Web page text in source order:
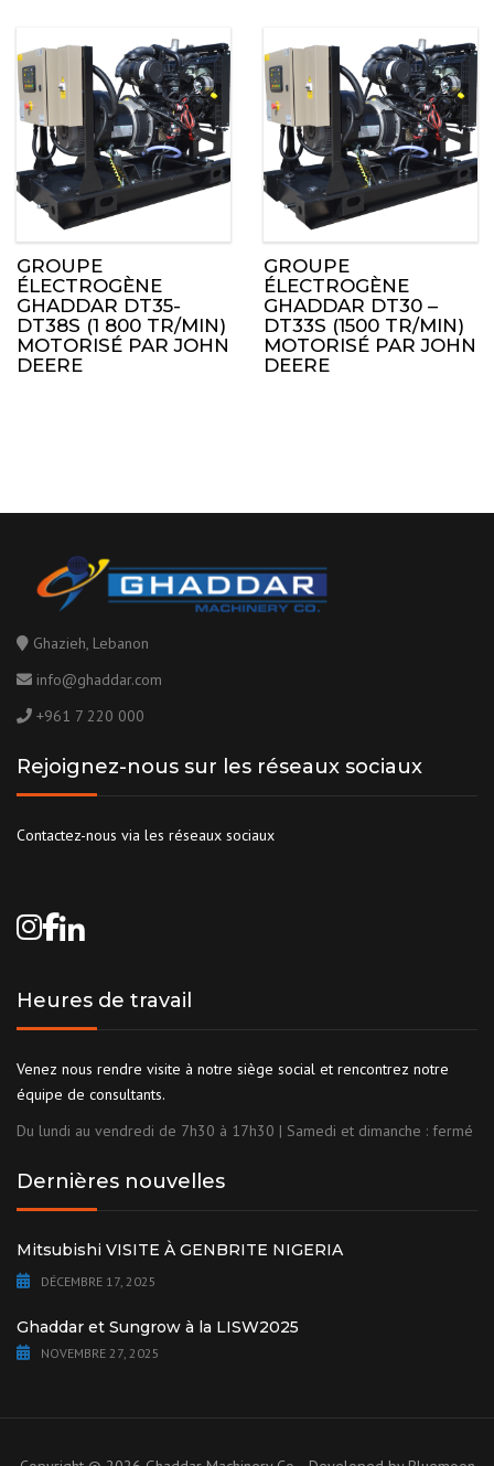
GROUPE
ÉLECTROGÈNE
GHADDAR DT35-
DT38S (1 800 TR/MIN)
MOTORISÉ PAR JOHN
DEERE
GROUPE
ÉLECTROGÈNE
GHADDAR DT30 –
DT33S (1500 TR/MIN)
MOTORISÉ PAR JOHN
DEERE
Ghazieh, Lebanon
info@ghaddar.com
+961 7 220 000
Rejoignez-nous sur les réseaux sociaux
Contactez-nous via les réseaux sociaux
Heures de travail
Venez nous rendre visite à notre siège social et rencontrez notre
équipe de consultants.
Du lundi au vendredi de 7h30 à 17h30 | Samedi et dimanche : fermé
Dernières nouvelles
Mitsubishi VISITE À GENBRITE NIGERIA
DÉCEMBRE 17, 2025
Ghaddar et Sungrow à la LISW2025
NOVEMBRE 27, 2025